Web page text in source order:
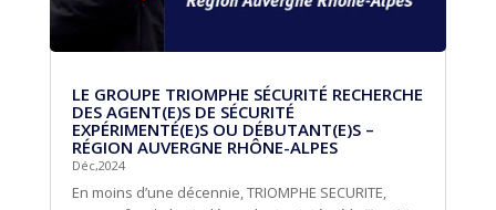
LE GROUPE TRIOMPHE SÉCURITÉ RECHERCHE
DES AGENT(E)S DE SÉCURITÉ
EXPÉRIMENTÉ(E)S OU DÉBUTANT(E)S –
RÉGION AUVERGNE RHÔNE-ALPES
Déc,2024
En moins d’une décennie, TRIOMPHE SECURITE,